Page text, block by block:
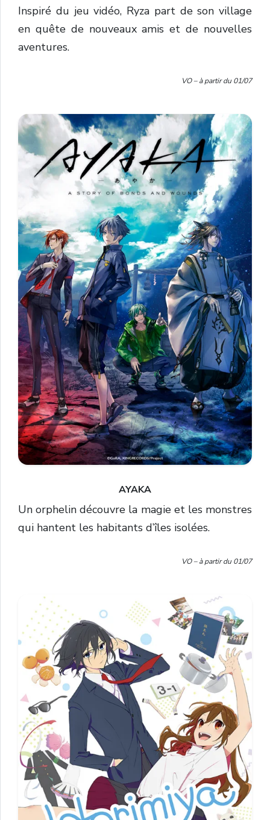
Inspiré du jeu vidéo, Ryza part de son village
en quête de nouveaux amis et de nouvelles
aventures.
VO – à partir du 01/07
AYAKA
Un orphelin découvre la magie et les monstres
qui hantent les habitants d’îles isolées.
VO – à partir du 01/07